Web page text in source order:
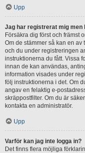
Upp
Jag har registrerat mig men
Försäkra dig först och främst
Om de stämmer så kan en av
och du under registreringen
instruktionerna du fått. Vissa
innan de kan användas,
information visades under
följ instruktionerna i det. Om
angav en felaktig e-
skräppostfilter. Om du är
kontakta en administratör.
Upp
Varför kan jag inte logga in?
Det finns flera möjliga